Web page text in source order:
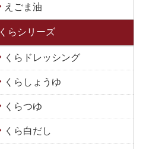
えごま油
くらシリーズ
くらドレッシング
くらしょうゆ
くらつゆ
くら白だし